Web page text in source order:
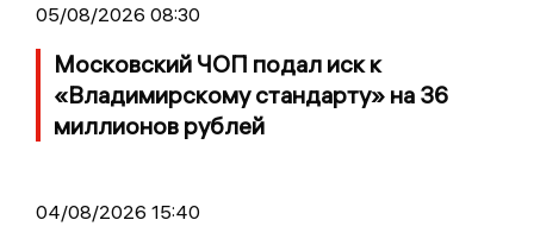
05/08/2026 08:30
Московский ЧОП подал иск к
«Владимирскому стандарту» на 36
миллионов рублей
04/08/2026 15:40